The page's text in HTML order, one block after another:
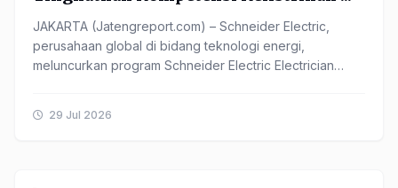
JAKARTA (Jatengreport.com) – Schneider Electric,
perusahaan global di bidang teknologi energi,
meluncurkan program Schneider Electric Electrician
29 Jul 2026